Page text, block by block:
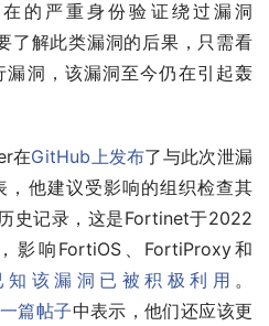
的严重身份验证绕过漏洞
了解此类漏洞的后果，只需看
洞，该漏洞至今仍在引起轰
在GitHub上发布了与此次泄漏
，他建议受影响的组织检查其
史记录，这是Fortinet于2022
，影响FortiOS、FortiProxy和
知该漏洞已被积极利用 。
篇帖子中表示，他们还应该更